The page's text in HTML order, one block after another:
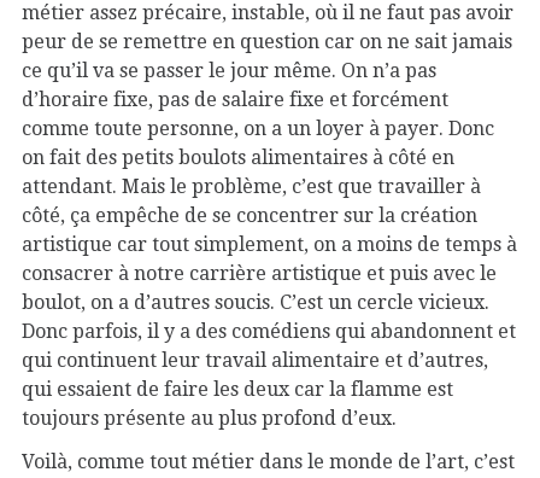
métier assez précaire, instable, où il ne faut pas avoir
peur de se remettre en question car on ne sait jamais
ce qu’il va se passer le jour même. On n’a pas
d’horaire fixe, pas de salaire fixe et forcément
comme toute personne, on a un loyer à payer. Donc
on fait des petits boulots alimentaires à côté en
attendant. Mais le problème, c’est que travailler à
côté, ça empêche de se concentrer sur la création
artistique car tout simplement, on a moins de temps à
consacrer à notre carrière artistique et puis avec le
boulot, on a d’autres soucis. C’est un cercle vicieux.
Donc parfois, il y a des comédiens qui abandonnent et
qui continuent leur travail alimentaire et d’autres,
qui essaient de faire les deux car la flamme est
toujours présente au plus profond d’eux.
Voilà, comme tout métier dans le monde de l’art, c’est